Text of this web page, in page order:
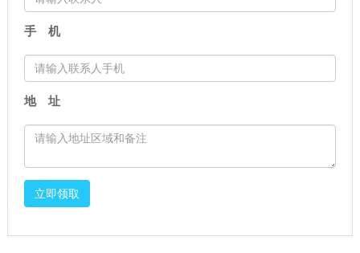
手 机
地 址
立即领取